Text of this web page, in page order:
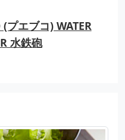
(プエブコ) WATER
水鉄砲